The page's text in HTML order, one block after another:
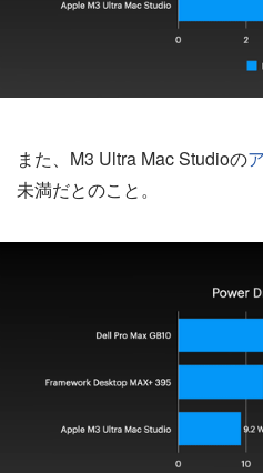
また、M3 Ultra Mac Studioの
未満だとのこと。